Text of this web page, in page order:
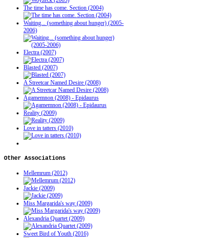
The time has come. Section (2004)
Waiting... (something about hunger) (2005-
2006)
Electra (2007)
Blasted (2007)
A Streetcar Named Desire (2008)
Agamemnon (2008) - Epidaurus
Reality (2009)
Love in tatters (2010)
Other Associations
Mellemrum (2012)
Jackie (2009)
Miss Margarida's way (2009)
Alexandria Quartet (2009)
Sweet Bird of Youth (2016)